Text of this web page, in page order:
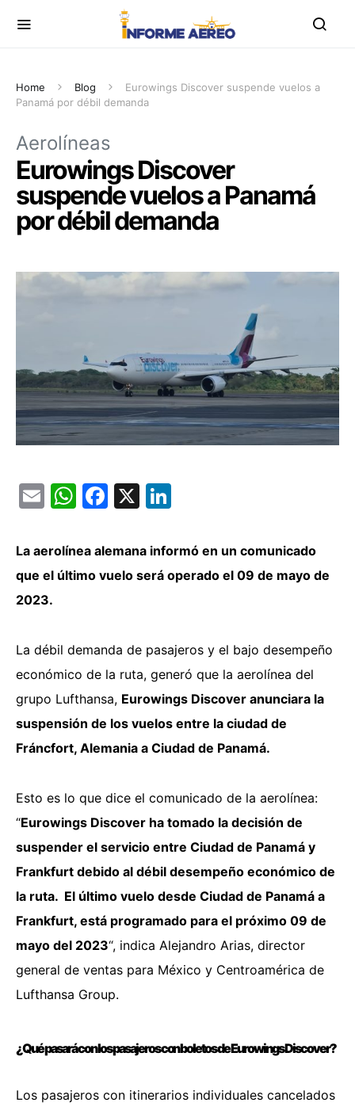
Home Blog
Eurowings Discover suspende vuelos a
Panamá por débil demanda
Aerolíneas
Eurowings Discover
suspende vuelos a Panamá
por débil demanda
EmailWhatsApp
Facebook
X
La aerolínea alemana informó en un comunicado
que el último vuelo será operado el 09 de mayo de
2023.
La débil demanda de pasajeros y el bajo desempeño
económico de la ruta, generó que la aerolínea del
grupo Lufthansa, Eurowings Discover anunciara la
suspensión de los vuelos entre la ciudad de
Fráncfort, Alemania a Ciudad de Panamá.
Esto es lo que dice el comunicado de la aerolínea:
“Eurowings Discover ha tomado la decisión de
suspender el servicio entre Ciudad de Panamá y
Frankfurt debido al débil desempeño económico de
la ruta. El último vuelo desde Ciudad de Panamá a
Frankfurt, está programado para el próximo 09 de
mayo del 2023“, indica Alejandro Arias, director
general de ventas para México y Centroamérica de
Lufthansa Group.
¿Qué pasará con los pasajeros con boletos de Eurowings Discover?
Los pasajeros con itinerarios individuales cancelados